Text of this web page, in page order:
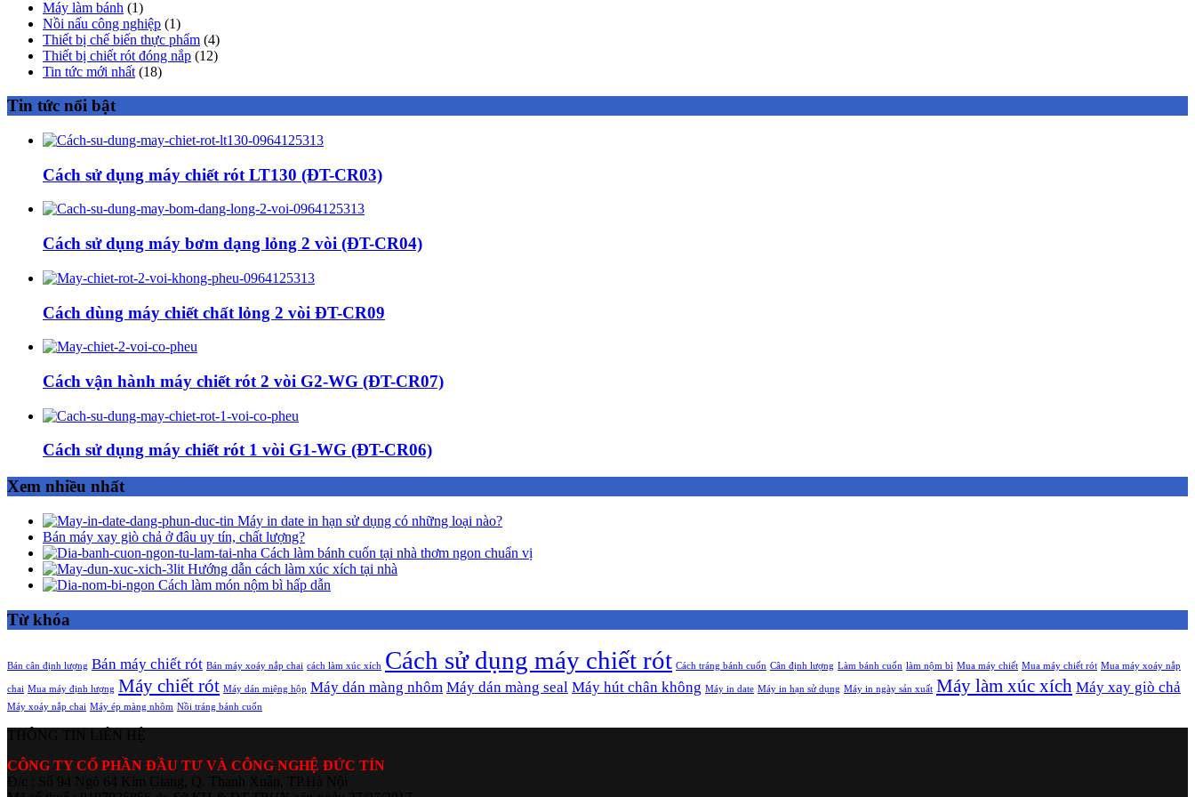
Máy làm bánh (1)
Nồi nấu công nghiệp (1)
Thiết bị chế biến thực phẩm (4)
Thiết bị chiết rót đóng nắp (12)
Tin tức mới nhất (18)
Tin tức nổi bật
Cách sử dụng máy chiết rót LT130 (ĐT-CR03)
Cách sử dụng máy bơm dạng lỏng 2 vòi (ĐT-CR04)
Cách dùng máy chiết chất lỏng 2 vòi ĐT-CR09
Cách vận hành máy chiết rót 2 vòi G2-WG (ĐT-CR07)
Cách sử dụng máy chiết rót 1 vòi G1-WG (ĐT-CR06)
Xem nhiều nhất
Máy in date in hạn sử dụng có những loại nào?
Bán máy xay giò chả ở đâu uy tín, chất lượng?
Cách làm bánh cuốn tại nhà thơm ngon chuẩn vị
Hướng dẫn cách làm xúc xích tại nhà
Cách làm món nộm bì hấp dẫn
Từ khóa
Bán cân định lượng Bán máy chiết rót Bán máy xoáy nắp chai cách làm xúc xích Cách sử dụng máy chiết rót Cách tráng bánh cuốn Cân định lượng Làm bánh cuốn làm nộm bì Mua máy chiết Mua máy chiết rót Mua máy xoáy nắp
chai Mua máy định lượng Máy chiết rót Máy dán miệng hộp Máy dán màng nhôm Máy dán màng seal Máy hút chân không Máy in date Máy in hạn sử dụng Máy in ngày sản xuất Máy làm xúc xích Máy xay giò chả
Máy xoáy nắp chai Máy ép màng nhôm Nồi tráng bánh cuốn
CÔNG TY CỔ PHẦN ĐẦU TƯ VÀ CÔNG NGHỆ ĐỨC TÍN